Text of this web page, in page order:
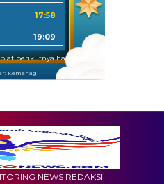
17:58
19:09
berikutnya hari ini.
Kemenag
NEWS REDAKSI